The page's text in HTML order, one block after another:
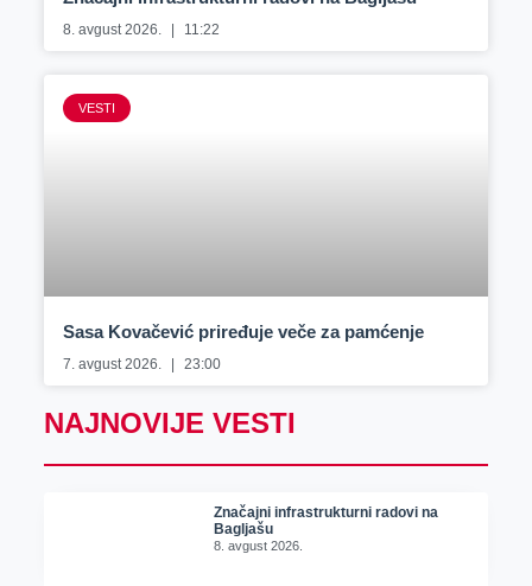
8. avgust 2026. 11:22
VESTI
Sasa Kovačević priređuje veče za pamćenje
7. avgust 2026. 23:00
NAJNOVIJE VESTI
Značajni infrastrukturni radovi na
Bagljašu
8. avgust 2026.